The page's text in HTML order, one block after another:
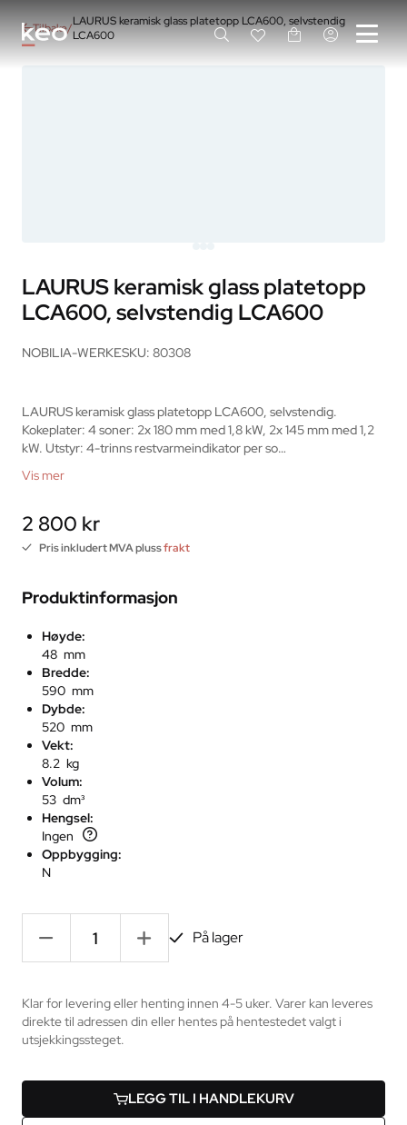
Tilbake LAURUS keramisk glass platetopp LCA600, selvstendig
LCA600
LAURUS keramisk glass platetopp
LCA600, selvstendig LCA600
NOBILIA-WERKESKU: 80308
LAURUS keramisk glass platetopp LCA600, selvstendig.
Kokeplater: 4 soner: 2x 180 mm med 1,8 kW, 2x 145 mm med 1,2
kW. Utstyr: 4-trinns restvarmeindikator per so…
Vis mer
2 800 kr
Pris inkludert MVA plussfrakt
Produktinformasjon
Høyde:
48 mm
Bredde:
590 mm
Dybde:
520 mm
Vekt:
8.2 kg
Volum:
53 dm³
Hengsel:
Ingen
Oppbygging:
N
- + På lager
Klar for levering eller henting innen 4-5 uker. Varer kan leveres
direkte til adressen din eller hentes på hentestedet valgt i
utsjekkingssteget.
LEGG TIL I HANDLEKURV